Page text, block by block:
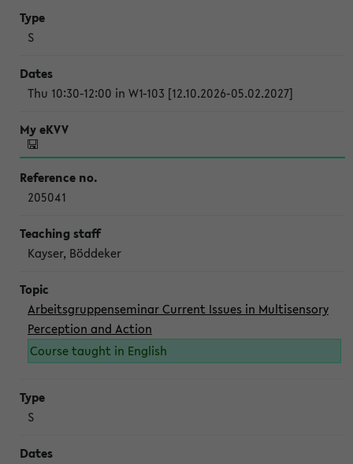
S
Thu 10:30-12:00 in W1-103 [12.10.2026-05.02.2027]
205041
Kayser, Böddeker
Arbeitsgruppenseminar Current Issues in Multisensory
Perception and Action
Course taught in English
S